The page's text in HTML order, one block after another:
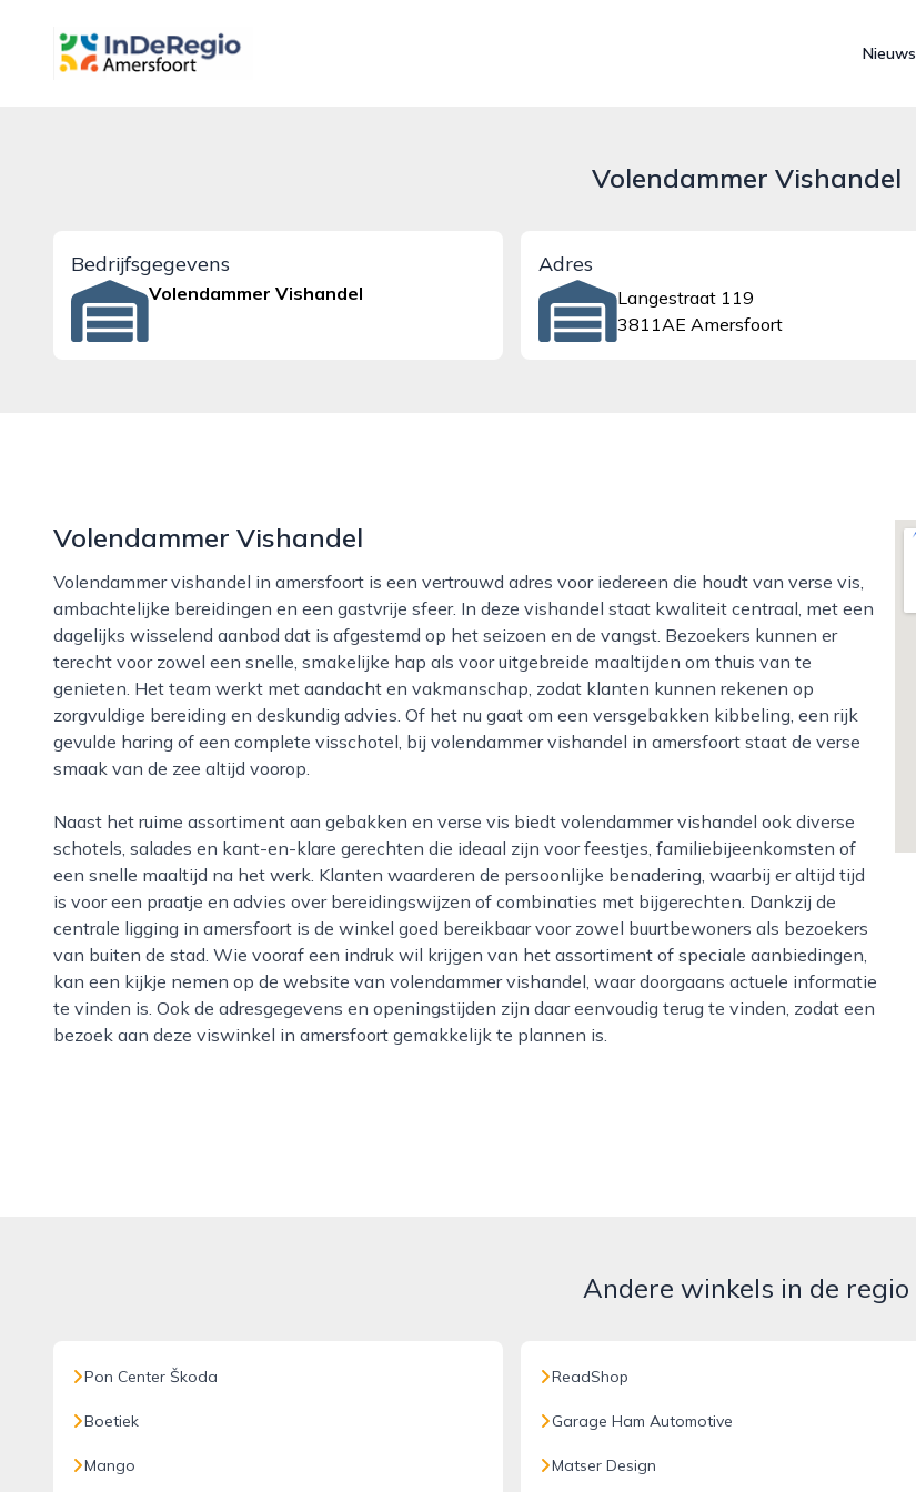
inderegioamersfoort.nl
Nieuws
Volendammer Vishandel
Bedrijfsgegevens
Volendammer Vishandel
Adres
Langestraat 119
3811AE Amersfoort
Volendammer Vishandel
Volendammer vishandel in amersfoort is een vertrouwd adres voor iedereen die houdt van verse vis,
ambachtelijke bereidingen en een gastvrije sfeer. In deze vishandel staat kwaliteit centraal, met een
dagelijks wisselend aanbod dat is afgestemd op het seizoen en de vangst. Bezoekers kunnen er
terecht voor zowel een snelle, smakelijke hap als voor uitgebreide maaltijden om thuis van te
genieten. Het team werkt met aandacht en vakmanschap, zodat klanten kunnen rekenen op
zorgvuldige bereiding en deskundig advies. Of het nu gaat om een versgebakken kibbeling, een rijk
gevulde haring of een complete visschotel, bij volendammer vishandel in amersfoort staat de verse
smaak van de zee altijd voorop.
Naast het ruime assortiment aan gebakken en verse vis biedt volendammer vishandel ook diverse
schotels, salades en kant-en-klare gerechten die ideaal zijn voor feestjes, familiebijeenkomsten of
een snelle maaltijd na het werk. Klanten waarderen de persoonlijke benadering, waarbij er altijd tijd
is voor een praatje en advies over bereidingswijzen of combinaties met bijgerechten. Dankzij de
centrale ligging in amersfoort is de winkel goed bereikbaar voor zowel buurtbewoners als bezoekers
van buiten de stad. Wie vooraf een indruk wil krijgen van het assortiment of speciale aanbiedingen,
kan een kijkje nemen op de website van volendammer vishandel, waar doorgaans actuele informatie
te vinden is. Ook de adresgegevens en openingstijden zijn daar eenvoudig terug te vinden, zodat een
bezoek aan deze viswinkel in amersfoort gemakkelijk te plannen is.
Andere winkels in de regio
Pon Center Škoda
Boetiek
Mango
ReadShop
Garage Ham Automotive
Matser Design